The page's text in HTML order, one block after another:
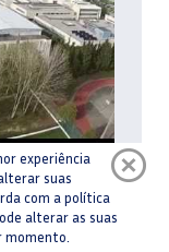
Maior,
experiência
suas
com a política
alterar as suas
momento.